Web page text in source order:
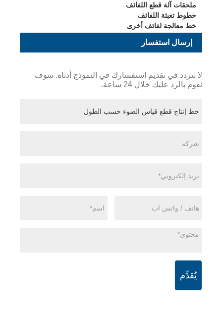
ملحقات آلة قطع اللفائف
خطوط تعبئة اللفائف
خط معالجة لفائف أخرى
إرسال استفسار
لا تتردد في تقديم استفسارك في النموذج أدناه. سوف
نقوم بالرد عليك خلال 24 ساعة.
يُقدِّم